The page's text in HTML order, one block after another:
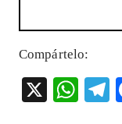
Compártelo:
X
W